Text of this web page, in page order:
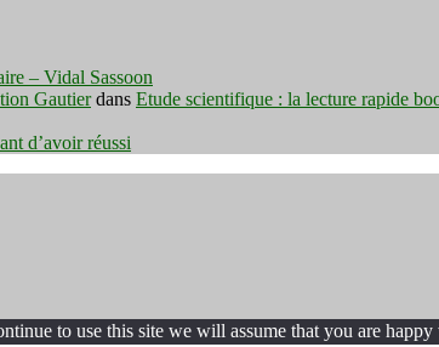
– Vidal Sassoon
Gautierdans Etude scientifique : la lecture rapide
d’avoir réussi
to use this site we will assume that you are